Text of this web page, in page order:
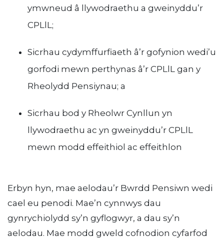
ymwneud â llywodraethu a gweinyddu’r
CPLlL;
Sicrhau cydymffurfiaeth â’r gofynion wedi’u
gorfodi mewn perthynas â’r CPLlL gan y
Rheolydd Pensiynau; a
Sicrhau bod y Rheolwr Cynllun yn
llywodraethu ac yn gweinyddu’r CPLlL
mewn modd effeithiol ac effeithlon
Erbyn hyn, mae aelodau’r Bwrdd Pensiwn wedi
cael eu penodi. Mae’n cynnwys dau
gynrychiolydd sy’n gyflogwyr, a dau sy’n
aelodau. Mae modd gweld cofnodion cyfarfod